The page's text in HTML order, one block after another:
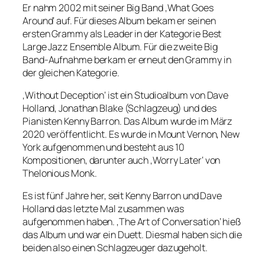
Er nahm 2002 mit seiner Big Band ‚What Goes
Around‘ auf. Für dieses Album bekam er seinen
ersten Grammy als Leader in der Kategorie Best
Large Jazz Ensemble Album. Für die zweite Big
Band-Aufnahme berkam er erneut den Grammy in
der gleichen Kategorie.
‚Without Deception‘ ist ein Studioalbum von Dave
Holland, Jonathan Blake (Schlagzeug) und des
Pianisten Kenny Barron. Das Album wurde im März
2020 veröffentlicht. Es wurde in Mount Vernon, New
York aufgenommen und besteht aus 10
Kompositionen, darunter auch ‚Worry Later‘ von
Thelonious Monk.
Es ist fünf Jahre her, seit Kenny Barron und Dave
Holland das letzte Mal zusammen was
aufgenommen haben. ‚The Art of Conversation‘ hieß
das Album und war ein Duett. Diesmal haben sich die
beiden also einen Schlagzeuger dazugeholt.